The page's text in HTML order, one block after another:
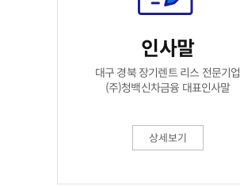
인사말
대구 경북 장기렌트 리스 전문기업
(주)청백신차금융 대표인사말
상세보기